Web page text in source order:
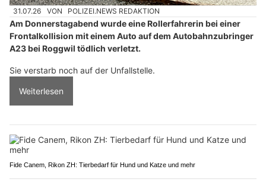
31.07.26 VON POLIZEI.NEWS REDAKTION
Am Donnerstagabend wurde eine Rollerfahrerin bei einer
Frontalkollision mit einem Auto auf dem Autobahnzubringer
A23 bei Roggwil tödlich verletzt.
Sie verstarb noch auf der Unfallstelle.
Weiterlesen
Fide Canem, Rikon ZH: Tierbedarf für Hund und Katze und mehr